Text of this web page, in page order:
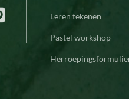
Leren tekenen
Pastel workshop